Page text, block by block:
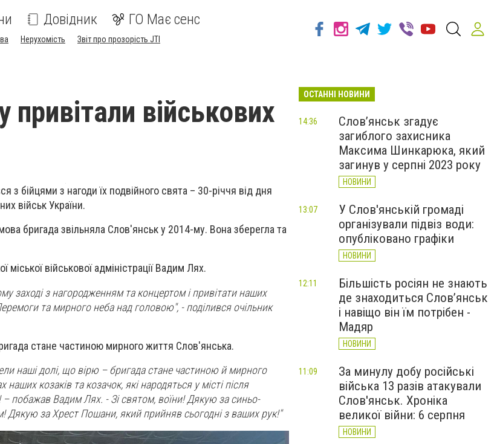
Довідник ГО Має сенс
Нерухомість Звіт про прозорість JTI
військових
з бійцями з нагоди їх подвійного свята – 30-річчя від дня
військ України.
бригада звільняла Слов'янськ у 2014-му. Вона зберегла та
військової адміністрації Вадим Лях.
заході з нагородженням та концертом і привітати наших
та мирного неба над головою", - поділився очільник
стане частиною мирного життя Слов'янська.
наші долі, що вірю – бригада стане частиною й мирного
козаків та козачок, які народяться у місті після
– побажав Вадим Лях. - Зі святом, воїни! Дякую за синьо-
Дякую за Хрест Пошани, який прийняв сьогодні з ваших рук!"
ОСТАННІ НОВИНИ
Слов’янськ згадує
загиблого захисника
Максима Шинкарюка, який
загинув у серпні 2023 року
НОВИНИ
14:36
У Слов'янській громаді
організували підвіз води:
опубліковано графіки
НОВИНИ
13:07
Більшість росіян не знають
де знаходиться Слов’янськ
і навіщо він їм потрібен -
Мадяр
НОВИНИ
12:11
За минулу добу російські
війська 13 разів атакували
Слов'янськ. Хроніка
великої війни: 6 серпня
НОВИНИ
11:09